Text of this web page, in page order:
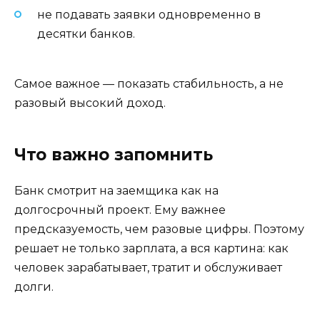
не подавать заявки одновременно в
десятки банков.
Самое важное — показать стабильность, а не
разовый высокий доход.
Что важно запомнить
Банк смотрит на заемщика как на
долгосрочный проект. Ему важнее
предсказуемость, чем разовые цифры. Поэтому
решает не только зарплата, а вся картина: как
человек зарабатывает, тратит и обслуживает
долги.